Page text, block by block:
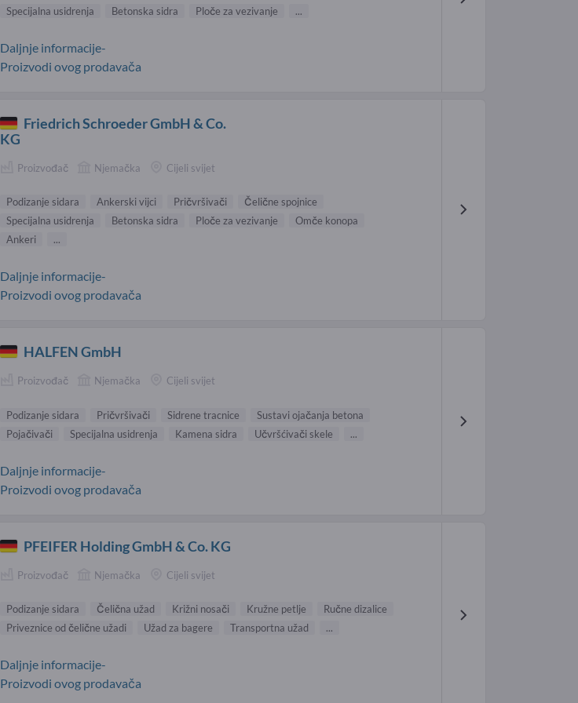
Specijalna usidrenja
Betonska sidra Ploče za vezivanje ...
Daljnje informacije-
Proizvodi ovog prodavača
Friedrich Schroeder GmbH & Co.
KG
Proizvođač Njemačka Cijeli svijet
Podizanje sidara Ankerski vijci Pričvršivači
Čelične spojnice
Specijalna usidrenja
Betonska sidra Ploče za vezivanje
Omče konopa
Ankeri
...
Daljnje informacije-
Proizvodi ovog prodavača
HALFEN GmbH
Proizvođač Njemačka Cijeli svijet
Podizanje sidara Pričvršivači Sidrene tracnice
Sustavi ojačanja betona
Pojačivači
Specijalna usidrenja Kamena sidra Učvršćivači skele ...
Daljnje informacije-
Proizvodi ovog prodavača
PFEIFER Holding GmbH & Co. KG
Proizvođač Njemačka Cijeli svijet
Podizanje sidara Čelična užad Križni nosači Kružne petlje
Ručne dizalice
Priveznice od čelične užadi
Užad za bagere Transportna užad ...
Daljnje informacije-
Proizvodi ovog prodavača